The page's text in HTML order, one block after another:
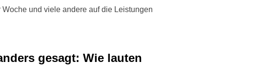
und viele andere auf die Leistungen
gesagt: Wie lauten